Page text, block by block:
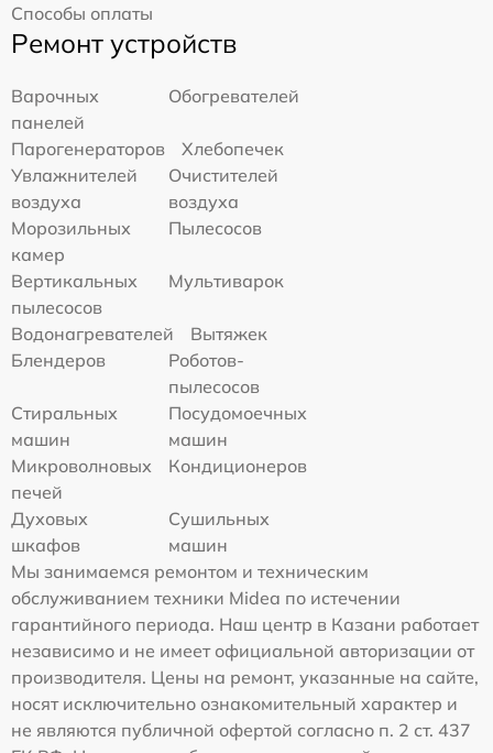
Способы оплаты
Ремонт устройств
Варочных
панелей
Обогревателей
Парогенераторов
Хлебопечек
Увлажнителей
воздуха
Очистителей
воздуха
Морозильных
камер
Пылесосов
Вертикальных
пылесосов
Мультиварок
Водонагревателей
Вытяжек
Блендеров
Роботов-
пылесосов
Стиральных
машин
Посудомоечных
машин
Микроволновых
печей
Кондиционеров
Духовых
шкафов
Сушильных
машин
Мы занимаемся ремонтом и техническим
обслуживанием техники Midea по истечении
гарантийного периода. Наш центр в Казани работает
независимо и не имеет официальной авторизации от
производителя. Цены на ремонт, указанные на сайте,
носят исключительно ознакомительный характер и
не являются публичной офертой согласно п. 2 ст. 437